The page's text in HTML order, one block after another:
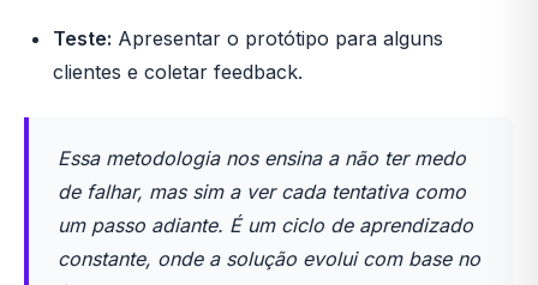
Teste: Apresentar o protótipo para alguns
clientes e coletar feedback.
Essa metodologia nos ensina a não ter medo
de falhar, mas sim a ver cada tentativa como
um passo adiante. É um ciclo de aprendizado
constante, onde a solução evolui com base no